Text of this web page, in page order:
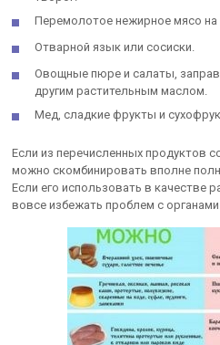
Перемолотое нежирное мясо на
Отварной язык или сосиски.
Овощные пюре и салаты,
другим растительным маслом.
Мед, сладкие фрукты и
Если из перечисленных продуктов
можно скомбинировать вполне
Если его использовать в качестве
вовсе избежать проблем с